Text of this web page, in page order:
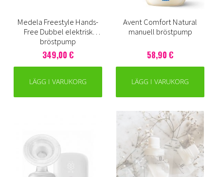
Medela Freestyle Hands-
Free Dubbel elektrisk
bröstpump
349,00 €
LÄGG I VARUKORG
Avent Comfort Natural
manuell bröstpump
58,90 €
LÄGG I VARUKORG